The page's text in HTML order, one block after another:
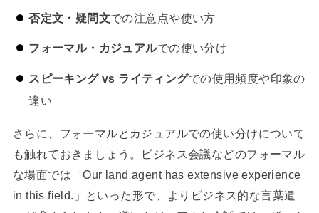
否定文・疑問文での注意点や使い方
フォーマル・カジュアルでの使い分け
スピーキング vs ライティングでの使用頻度や印象の
違い
さらに、フォーマルとカジュアルでの使い分けについて
も触れておきましょう。ビジネス会議などのフォーマル
な場面では「Our land agent has extensive experience
in this field.」といった形で、よりビジネス的な言葉遣